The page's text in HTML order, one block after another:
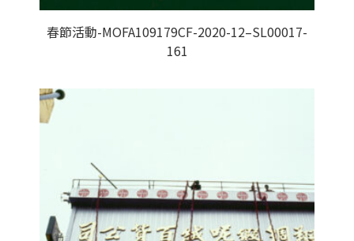
春節活動-MOFA109179CF-2020-12–SL00017-
161